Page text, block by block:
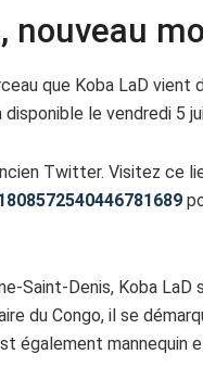
nouveau
que Koba LaD vient
le vendredi 5
Twitter. Visitez ce
Saint-Denis, Koba
du Congo, il se
également mannequin